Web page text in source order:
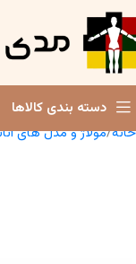
دسته بندی کالاها
خانه مولاژ و مدل های